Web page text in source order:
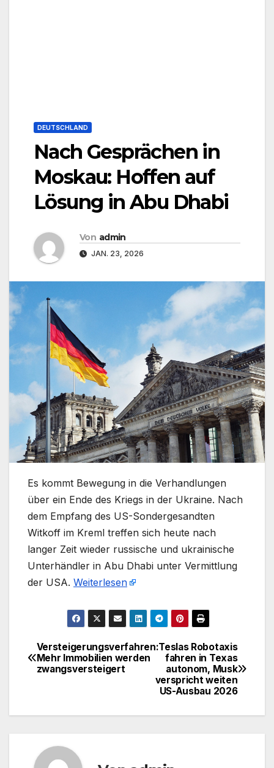
DEUTSCHLAND
Nach Gesprächen in
Moskau: Hoffen auf
Lösung in Abu Dhabi
Von admin
JAN. 23, 2026
Es kommt Bewegung in die Verhandlungen
über ein Ende des Kriegs in der Ukraine. Nach
dem Empfang des US-Sondergesandten
Witkoff im Kreml treffen sich heute nach
langer Zeit wieder russische und ukrainische
Unterhändler in Abu Dhabi unter Vermittlung
der USA. Weiterlesen
Beitragsnavigation
Teslas Robotaxis
fahren in Texas
autonom, Musk
verspricht weiten
US-Ausbau 2026
Versteigerungsverfahren:
Mehr Immobilien werden
zwangsversteigert